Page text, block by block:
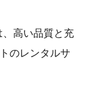
、高い品質と充
のレンタルサ